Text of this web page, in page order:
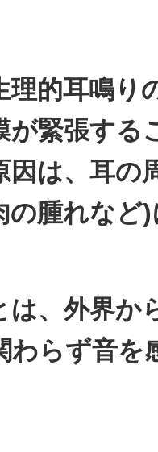
理的耳鳴り
が緊張する
因は、耳の
の腫れなど)
は、外界か
わらず音を